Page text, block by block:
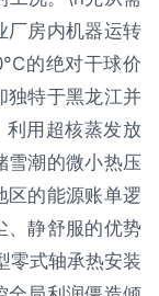
厂房内机器运转
的绝对干球价
独特于黑龙江并
利用超核蒸发放
雪潮的微小热压
区的能源账单逻
、静舒服的优势
零式轴承热安装